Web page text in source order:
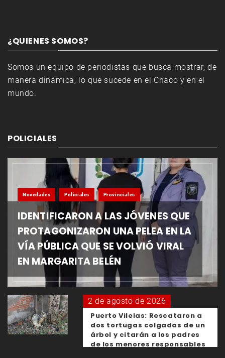
¿QUIENES SOMOS?
Somos un equipo de periodistas que busca mostrar, de
manera dinámica, lo que sucede en el Chaco y en el
mundo.
POLICIALES
Novedades Policiales Provinciales
IDENTIFICARON A LAS JÓVENES QUE
PROTAGONIZARON UNA PELEA EN LA
VÍA PÚBLICA QUE SE VOLVIÓ VIRAL
EN MARGARITA BELÉN
2 de agosto de 2026
Puerto Vilelas: Rescataron a
dos tortugas colgadas de un
árbol y citarán a los padres
de los menores responsables